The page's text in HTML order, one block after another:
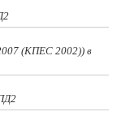
(КПЕС 2002)) в